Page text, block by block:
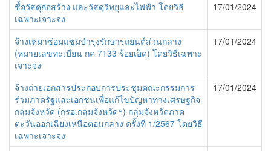
ซื้อวัสดุก่อสร้าง และวัสดุวิทยุและไฟฟ้า โดยวิธี
เฉพาะเจาะจง
17/01/2024
จ้างเหมาซ่อมแซมบำรุงรักษารถยนต์ส่วนกลาง
(หมายเลขทะเบียน กค 7133 ร้อยเอ็ด) โดยวิธีเฉพาะ
เจาะจง
17/01/2024
จ้างถ่ายเอกสารประกอบการประชุมคณะกรรมการ
ร่วมภาครัฐและเอกชนเพื่อแก้ไขปัญหาทางเศรษฐกิจ
กลุ่มจังหวัด (กรอ.กลุ่มจังหวัดฯ) กลุ่มจังหวัดภาค
ตะวันออกเฉียงเหนือตอนกลาง ครั้งที่ 1/2567 โดยวิธี
เฉพาะเจาะจง
17/01/2024